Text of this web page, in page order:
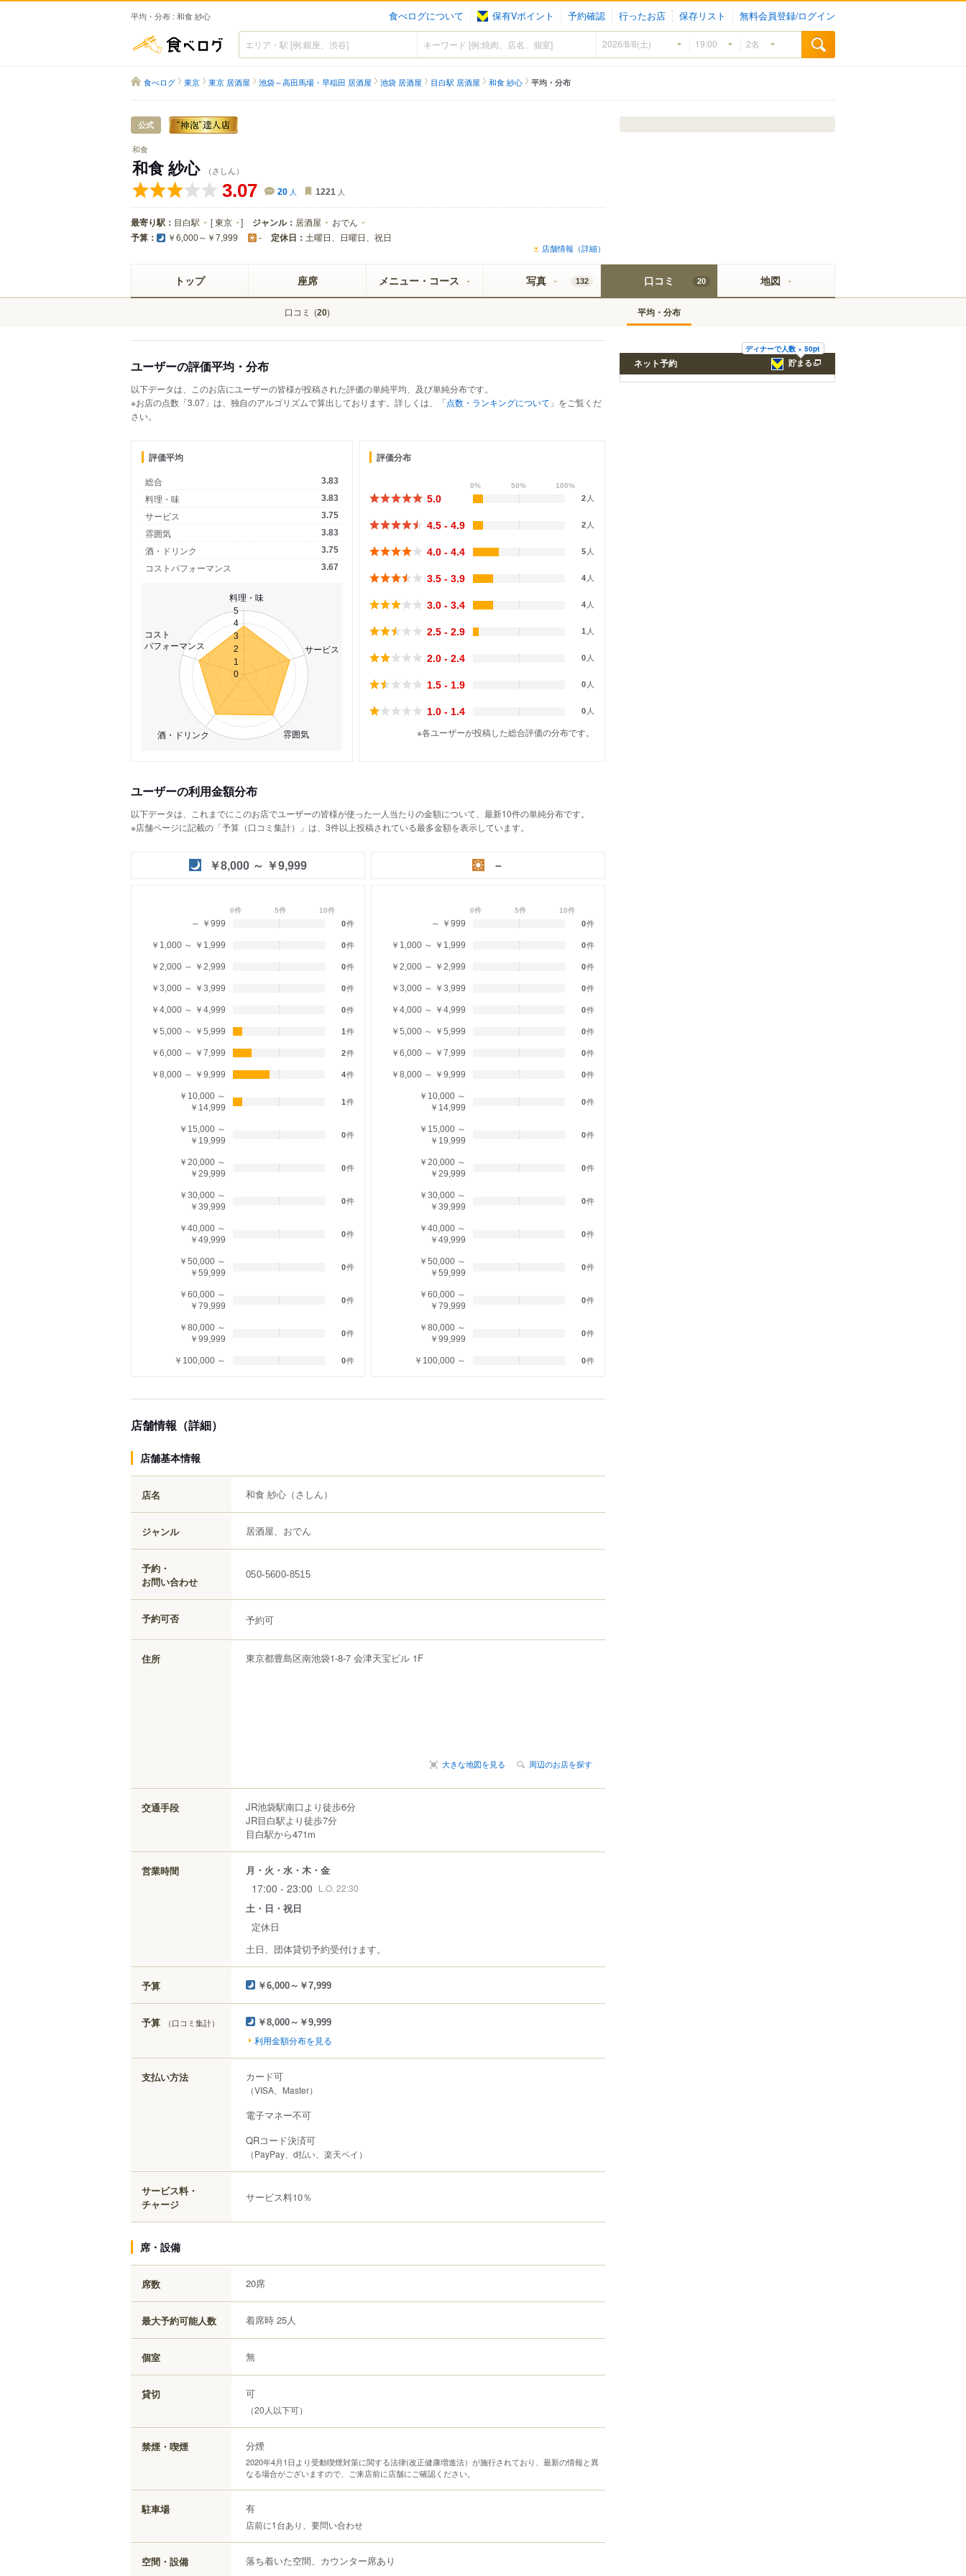
平均・分布 : 和食 紗心 食べログについて 保有Vポイント 予約確認 行ったお店 保存リスト 無料会員登録/ログイン
食べログ
食べログ 東京 東京 居酒屋 池袋～高田馬場・早稲田 居酒屋 池袋 居酒屋 目白駅 居酒屋 和食 紗心 平均・分布
公式
和食
和食 紗心 （さしん）
3.07 20 人 1221 人
最寄り駅： 目白駅 [東京 ] ジャンル： 居酒屋 おでん
予算： ￥6,000～￥7,999 - 定休日： 土曜日、日曜日、祝日
店舗情報（詳細）
トップ 座席 メニュー・コース 写真 132 口コミ 20
口コミ (20) 平均・分布
地図
ユーザーの評価平均・分布
以下データは、このお店にユーザーの皆様が投稿された評価の単純平均、及び単純分布です。
※お店の点数「3.07」は、独自のアルゴリズムで算出しております。詳しくは、「点数・ランキングについて 」をご覧くだ
さい。
評価平均
総合 3.83
料理・味 3.83
サービス 3.75
雰囲気 3.83
酒・ドリンク 3.75
コストパフォーマンス 3.67
0
1
2
3
4
5
料理・味
サービス
雰囲気
酒・ドリンク
コスト
パフォーマンス
評価分布
0% 50% 100%
5.0 2 人
4.5 - 4.9 2 人
4.0 - 4.4 5 人
3.5 - 3.9 4 人
3.0 - 3.4 4 人
2.5 - 2.9 1 人
2.0 - 2.4 0 人
1.5 - 1.9 0 人
1.0 - 1.4 0 人
※各ユーザーが投稿した総合評価の分布です。
ユーザーの利用金額分布
以下データは、これまでにこのお店でユーザーの皆様が使った一人当たりの金額について、最新10件の単純分布です。
※店舗ページに記載の「予算（口コミ集計）」は、3件以上投稿されている最多金額を表示しています。
￥8,000 ～ ￥9,999
0件 5件 10件
～ ￥999 0件
￥1,000 ～ ￥1,999 0件
￥2,000 ～ ￥2,999 0件
￥3,000 ～ ￥3,999 0件
￥4,000 ～ ￥4,999 0件
￥5,000 ～ ￥5,999 1件
￥6,000 ～ ￥7,999 2件
￥8,000 ～ ￥9,999 4件
￥10,000 ～
￥14,999
1件
￥15,000 ～
￥19,999
0件
￥20,000 ～
￥29,999
0件
￥30,000 ～
￥39,999
0件
￥40,000 ～
￥49,999
0件
￥50,000 ～
￥59,999
0件
￥60,000 ～
￥79,999
0件
￥80,000 ～
￥99,999
0件
￥100,000 ～ 0件
－
0件 5件 10件
～ ￥999 0件
￥1,000 ～ ￥1,999 0件
￥2,000 ～ ￥2,999 0件
￥3,000 ～ ￥3,999 0件
￥4,000 ～ ￥4,999 0件
￥5,000 ～ ￥5,999 0件
￥6,000 ～ ￥7,999 0件
￥8,000 ～ ￥9,999 0件
￥10,000 ～
￥14,999
0件
￥15,000 ～
￥19,999
0件
￥20,000 ～
￥29,999
0件
￥30,000 ～
￥39,999
0件
￥40,000 ～
￥49,999
0件
￥50,000 ～
￥59,999
0件
￥60,000 ～
￥79,999
0件
￥80,000 ～
￥99,999
0件
￥100,000 ～ 0件
店舗情報（詳細）
店舗基本情報
店名 和食 紗心 （さしん）
ジャンル 居酒屋、おでん
予約・
お問い合わせ
050-5600-8515
予約可否 予約可
住所 東京都豊島区南池袋1-8-7 会津天宝ビル 1F
大きな地図を見る 周辺のお店を探す
交通手段
JR池袋駅南口より徒歩6分
JR目白駅より徒歩7分
目白駅から471m
営業時間 月・火・水・木・金
17:00 - 23:00 L.O. 22:30
土・日・祝日
定休日
土日、団体貸切予約受付けます。
予算 ￥6,000～￥7,999
予算 （口コミ集計） ￥8,000～￥9,999
利用金額分布を見る
支払い方法 カード可
（VISA、Master）
電子マネー不可
QRコード決済可
（PayPay、d払い、楽天ペイ）
サービス料・
チャージ
サービス料10％
席・設備
席数 20席
最大予約可能人数 着席時 25人
個室 無
貸切 可
（20人以下可）
禁煙・喫煙 分煙
2020年4月1日より受動喫煙対策に関する法律(改正健康増進法）が施行されており、最新の情報と異
なる場合がございますので、ご来店前に店舗にご確認ください。
駐車場 有
店前に1台あり、要問い合わせ
空間・設備 落ち着いた空間、カウンター席あり
ディナーで人数 × 50pt
貯まる
ネット予約